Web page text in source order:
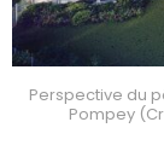
Perspective du
Pompey